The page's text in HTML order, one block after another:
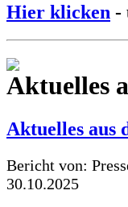
Hier klicken -
Aktuelles
Aktuelles aus
Bericht von:
30.10.2025